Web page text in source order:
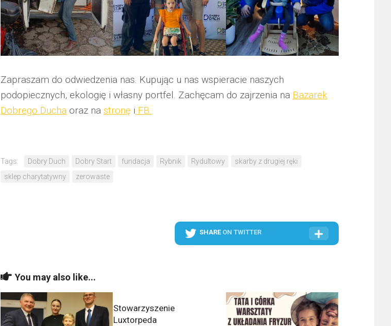
Zapraszam do odwiedzenia nas. Kupując u nas wspieracie naszych
podopiecznych, ekologię i własny portfel. Zachęcam do zajrzenia na Bazarek
Dobrego Ducha oraz na stronę i FB.
Tags: Dobry Duch Dobry Start fundacja Rybnik Rydultowy
skarby z drugiej ręki
sklep charytatywny
zerowaste
SHARE ON TWITTER
You may also like...
Stowarzyszenie
Luxtorpeda